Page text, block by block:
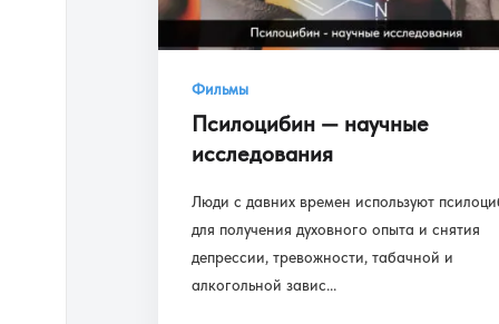
Фильмы
Псилоцибин — научные
исследования
Люди с давних времен используют
для получения духовного опыта и снятия
депрессии, тревожности, табачной и
алкогольной завис...